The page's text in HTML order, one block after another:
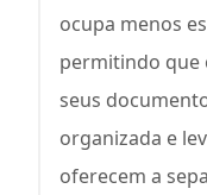
ocupa menos
permitindo que
seus
organizada e
oferecem a